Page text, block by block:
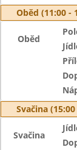
Oběd (11:00 -
Oběd
Svačina
Svačina